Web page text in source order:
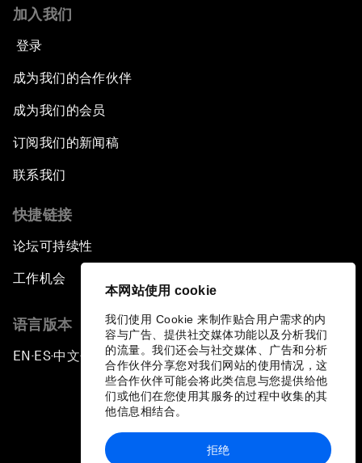
本网站使用 cookie
我们使用 Cookie 来制作贴合用户需求的内
容与广告、提供社交媒体功能以及分析我们
的流量。我们还会与社交媒体、广告和分析
合作伙伴分享您对我们网站的使用情况，这
些合作伙伴可能会将此类信息与您提供给他
们或他们在您使用其服务的过程中收集的其
他信息相结合。
拒绝
加入我们
登录
成为我们的合作伙伴
成为我们的会员
订阅我们的新闻稿
联系我们
快捷链接
论坛可持续性
工作机会
语言版本
EN ▪ES▪中文▪ 日本語